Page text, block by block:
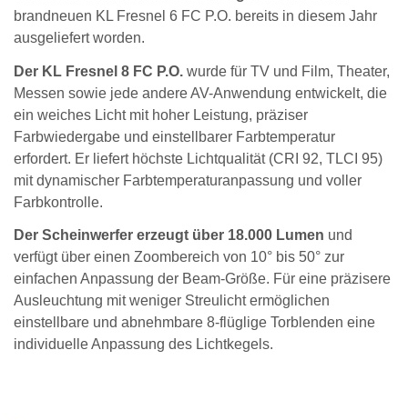
brandneuen KL Fresnel 6 FC P.O. bereits in diesem Jahr
ausgeliefert worden.
Der KL Fresnel 8 FC P.O. wurde für TV und Film, Theater,
Messen sowie jede andere AV-Anwendung entwickelt, die
ein weiches Licht mit hoher Leistung, präziser
Farbwiedergabe und einstellbarer Farbtemperatur
erfordert. Er liefert höchste Lichtqualität (CRI 92, TLCI 95)
mit dynamischer Farbtemperaturanpassung und voller
Farbkontrolle.
Der Scheinwerfer erzeugt über 18.000 Lumen und
verfügt über einen Zoombereich von 10° bis 50° zur
einfachen Anpassung der Beam-Größe. Für eine präzisere
Ausleuchtung mit weniger Streulicht ermöglichen
einstellbare und abnehmbare 8-flüglige Torblenden eine
individuelle Anpassung des Lichtkegels.